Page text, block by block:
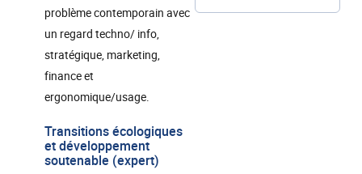
problème contemporain avec
un regard techno/ info,
stratégique, marketing,
finance et
ergonomique/usage.
Transitions écologiques
et développement
soutenable (expert)